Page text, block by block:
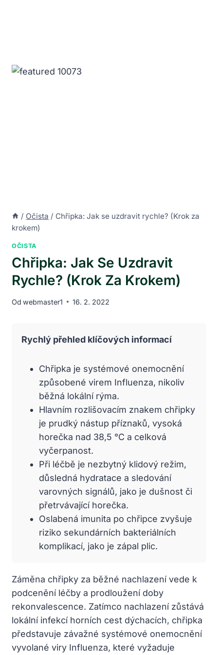
/ Očista / Chřipka: Jak se uzdravit rychle? (Krok za
krokem)
OČISTA
Chřipka: Jak Se Uzdravit
Rychle? (Krok Za Krokem)
Od webmaster1 16. 2. 2022
Rychlý přehled klíčových informací
Chřipka je systémové onemocnění
způsobené virem Influenza, nikoliv
běžná lokální rýma.
Hlavním rozlišovacím znakem chřipky
je prudký nástup příznaků, vysoká
horečka nad 38,5 °C a celková
vyčerpanost.
Při léčbě je nezbytný klidový režim,
důsledná hydratace a sledování
varovných signálů, jako je dušnost či
přetrvávající horečka.
Oslabená imunita po chřipce zvyšuje
riziko sekundárních bakteriálních
komplikací, jako je zápal plic.
Záměna chřipky za běžné nachlazení vede k
podcenění léčby a prodloužení doby
rekonvalescence. Zatímco nachlazení zůstává
lokální infekcí horních cest dýchacích, chřipka
představuje závažné systémové onemocnění
vyvolané viry Influenza, které vyžaduje